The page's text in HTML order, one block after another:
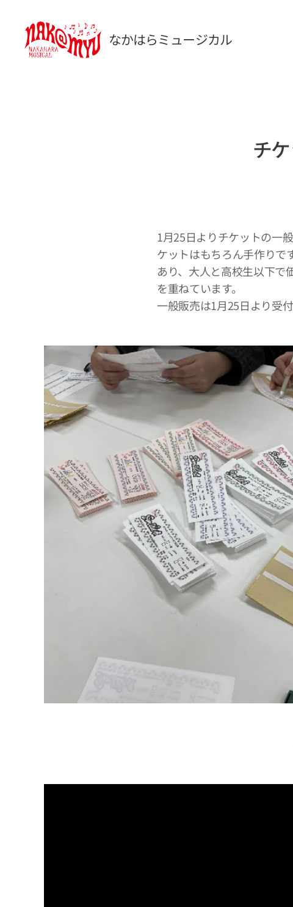
なかはらミュージカル
チ
1月25日よりチケットの一
ケットはもちろん手作りで
あり、大人と高校生以下で
を重ねています。
一般販売は1月25日より受